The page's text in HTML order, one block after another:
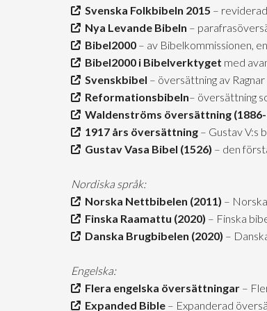
Svenska Folkbibeln 2015 –
Nya Levande Bibeln –
Bibel2000 – av Bibelkommissionen,
Bibel2000 i Bibelverktyget med
Svenskbibel – översättning av
Reformationsbibeln– översättning
Waldenströms översättning (1886-
1917 års översättning – Gustav V:s
Gustav Vasa Bibel (1526) – den
Nordiska språk:
Norska Nettbibelen (2011) –
Finska Raamattu (2020) – Finska
Danska Brugbibelen (2020) –
Engelska:
Flera engelska översättningar –
Expanded Bible – Expanderad